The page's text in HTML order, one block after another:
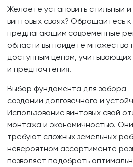
Желаете установить стильный
винтовых сваях? Обращайтесь
предлагающим современные
области вы найдете множество
доступным ценам, учитывающих
и предпочтения.
Выбор фундамента для забора
создании долговечного и
Использование винтовых свай
монтажа и экономичностью.
требуют сложных земельных
невероятном ассортименте
позволяет подобрать